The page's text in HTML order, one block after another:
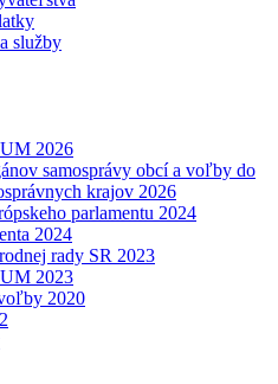
služby
2026
samosprávy obcí a voľby do
krajov 2026
parlamentu 2024
2024
rady SR 2023
2023
2020